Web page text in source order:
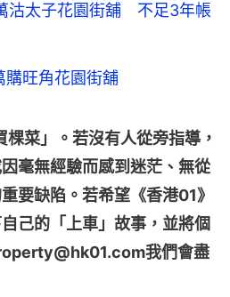
沽太子花園街舖 不足3年帳
購旺角花園街舖
菜」。若沒有人從旁指導，
毫無經驗而感到迷茫、無從
要缺陷。若希望《香港01》
己的「上車」故事，並將個
我們會盡